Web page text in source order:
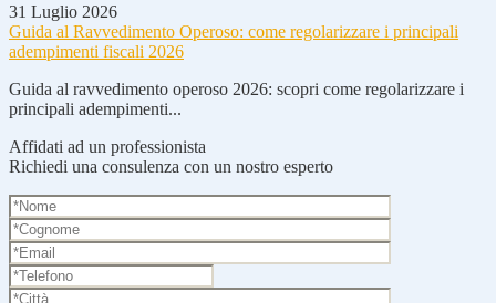
31 Luglio 2026
Guida al Ravvedimento Operoso: come regolarizzare i principali
adempimenti fiscali 2026
Guida al ravvedimento operoso 2026: scopri come regolarizzare i
principali adempimenti...
Affidati ad un professionista
Richiedi una consulenza con un nostro esperto